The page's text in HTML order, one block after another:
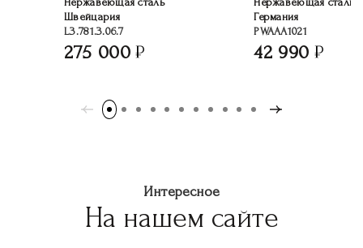
Швейцария
L3.781.3.06.7
275 000
Германия
PWAAA1021
42 990
Интересное
На нашем сайте